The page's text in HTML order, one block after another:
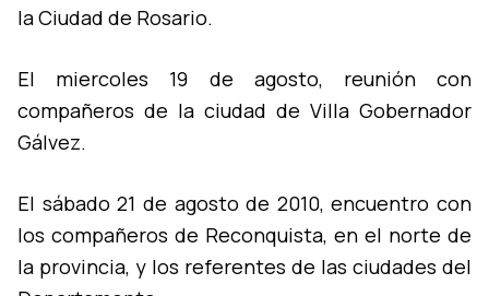
la Ciudad de Rosario.
El miercoles 19 de agosto, reunión con
compañeros de la ciudad de Villa Gobernador
Gálvez.
El sábado 21 de agosto de 2010, encuentro con
los compañeros de Reconquista, en el norte de
la provincia, y los referentes de las ciudades del